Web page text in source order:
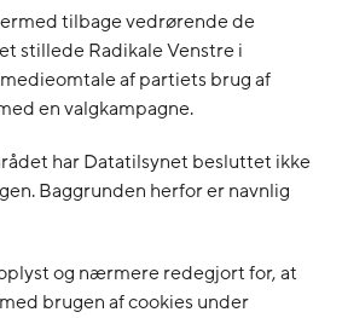
tilbage vedrørende de
stillede Radikale Venstre i
af partiets brug af
en valgkampagne.
har Datatilsynet besluttet ikke
Baggrunden herfor er navnlig
og nærmere redegjort for, at
brugen af cookies under